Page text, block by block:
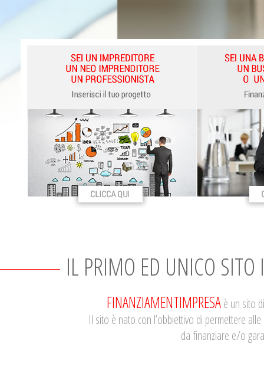
IL PRIMO ED UNICO
FINANZIAMENTIMPRESAè un sito
Il sito è nato con l’obbiettivo di permettere
da finanziare e/o